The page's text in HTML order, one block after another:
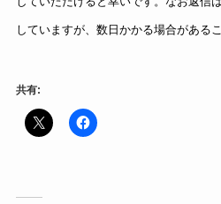
していますが、数日かかる場合がある
共有: